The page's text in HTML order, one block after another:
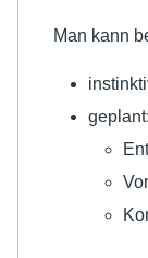
Man kann